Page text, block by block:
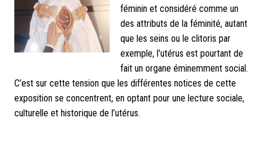
féminin et considéré comme un
des attributs de la féminité, autant
que les seins ou le clitoris par
exemple, l’utérus est pourtant de
fait un organe éminemment social.
C’est sur cette tension que les différentes notices de cette
exposition se concentrent, en optant pour une lecture sociale,
culturelle et historique de l’utérus.